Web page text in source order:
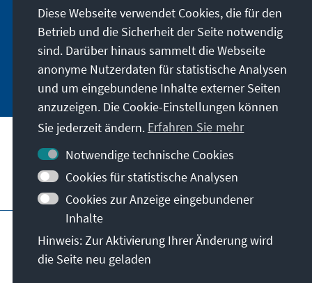
KommunalAkademie sowie der Konrad-
Adenauer-Stiftung informieren.
Jetzt abonnieren
Kontakt
Besuchen Sie auch
Impressum
Nutzungsbedingungen
Erklärung zur Barrierefreiheit
Diese Webseite verwendet Cookies, die für den
Betrieb und die Sicherheit der Seite notwendig
sind. Darüber hinaus sammelt die Webseite
anonyme Nutzerdaten für statistische Analysen
und um eingebundene Inhalte externer Seiten
anzuzeigen. Die Cookie-Einstellungen können
Sie jederzeit ändern. Erfahren Sie mehr
Notwendige technische Cookies
Cookies für statistische Analysen
Cookies zur Anzeige eingebundener
Inhalte
Hinweis: Zur Aktivierung Ihrer Änderung wird
die Seite neu geladen